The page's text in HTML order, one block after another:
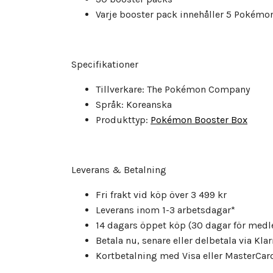
Varje booster pack innehåller 5
Specifikationer
Tillverkare: The Pokémon Company
Språk: Koreanska
Produkttyp: Pokémon Booster Box
Leverans & Betalning
Fri frakt vid köp över 3 499 kr
Leverans inom 1-3 arbetsdagar*
14 dagars öppet köp (30 dagar för
Betala nu, senare eller delbetala via
Kortbetalning med Visa eller